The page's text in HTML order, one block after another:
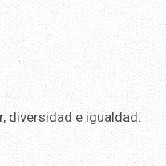
diversidad e igualdad.